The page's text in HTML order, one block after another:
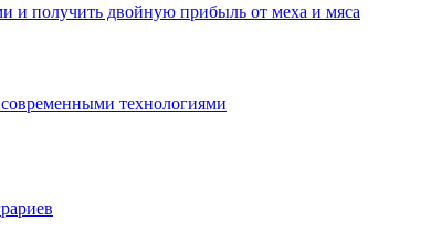
и получить двойную прибыль от меха и мяса
технологиями